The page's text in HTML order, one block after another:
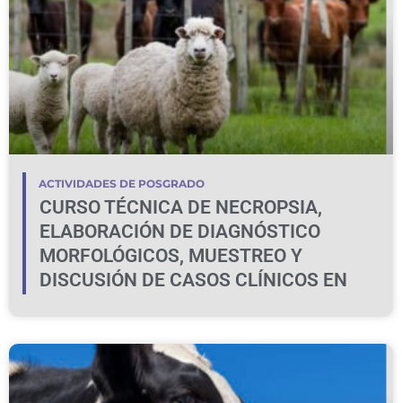
ACTIVIDADES DE POSGRADO
CURSO TÉCNICA DE NECROPSIA,
ELABORACIÓN DE DIAGNÓSTICO
MORFOLÓGICOS, MUESTREO Y
DISCUSIÓN DE CASOS CLÍNICOS EN